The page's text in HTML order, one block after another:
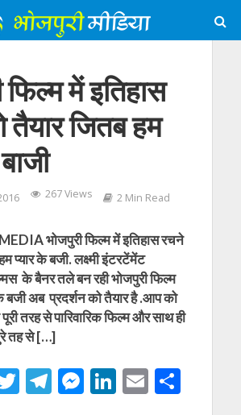
फिल्म में इतिहास
तैयार जितब हम
267 Views 2 Min Read
भोजपुरी फिल्म में इतिहास रचने
प्यार के बजी. लक्ष्मी इंटरटेंमेंट
के बैनर तले बन रही भोजपुरी फिल्म
बजी अब प्रदर्शन को तैयार है .आप को
तरह से पारिवारिक फिल्म और साथ ही
तह से […]
T
w
T M Li E S